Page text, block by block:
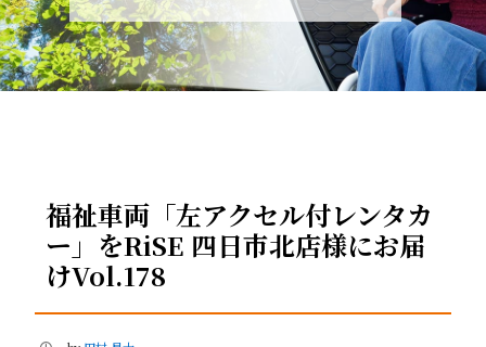
福祉車両「左アクセル付レンタカ
ー」をRiSE 四日市北店様にお届
けVol.178